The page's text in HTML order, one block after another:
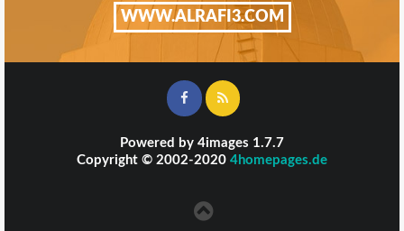
WWW.ALRAFI3.COM
Powered by 4images 1.7.7
Copyright © 2002-2020 4homepages.de